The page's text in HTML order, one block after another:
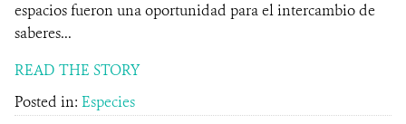
espacios fueron una oportunidad para el intercambio de
saberes...
READ THE STORY
Posted in: Especies